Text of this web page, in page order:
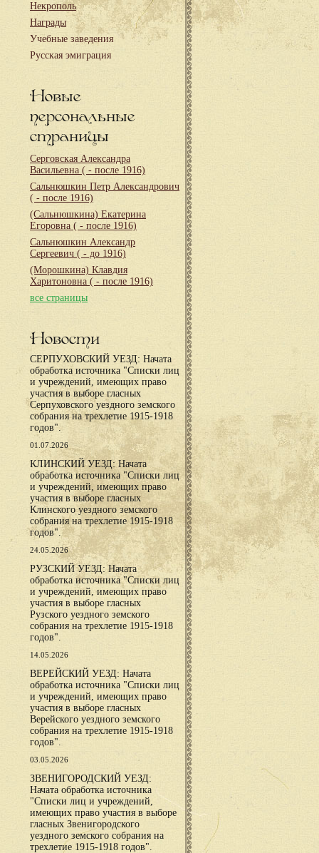
Некрополь
Награды
Учебные заведения
Русская эмиграция
Новые
персональные
страницы
Серговская Александра
Васильевна ( - после 1916)
Сальнюшкин Петр Александрович
( - после 1916)
(Сальнюшкина) Екатерина
Егоровна ( - после 1916)
Сальнюшкин Александр
Сергеевич ( - до 1916)
(Морошкина) Клавдия
Харитоновна ( - после 1916)
все страницы
Новости
СЕРПУХОВСКИЙ УЕЗД: Начата
обработка источника "Списки лиц
и учреждений, имеющих право
участия в выборе гласных
Серпуховского уездного земского
собрания на трехлетие 1915-1918
годов".
01.07.2026
КЛИНСКИЙ УЕЗД: Начата
обработка источника "Списки лиц
и учреждений, имеющих право
участия в выборе гласных
Клинского уездного земского
собрания на трехлетие 1915-1918
годов".
24.05.2026
РУЗСКИЙ УЕЗД: Начата
обработка источника "Списки лиц
и учреждений, имеющих право
участия в выборе гласных
Рузского уездного земского
собрания на трехлетие 1915-1918
годов".
14.05.2026
ВЕРЕЙСКИЙ УЕЗД: Начата
обработка источника "Списки лиц
и учреждений, имеющих право
участия в выборе гласных
Верейского уездного земского
собрания на трехлетие 1915-1918
годов".
03.05.2026
ЗВЕНИГОРОДСКИЙ УЕЗД:
Начата обработка источника
"Списки лиц и учреждений,
имеющих право участия в выборе
гласных Звенигородского
уездного земского собрания на
трехлетие 1915-1918 годов".